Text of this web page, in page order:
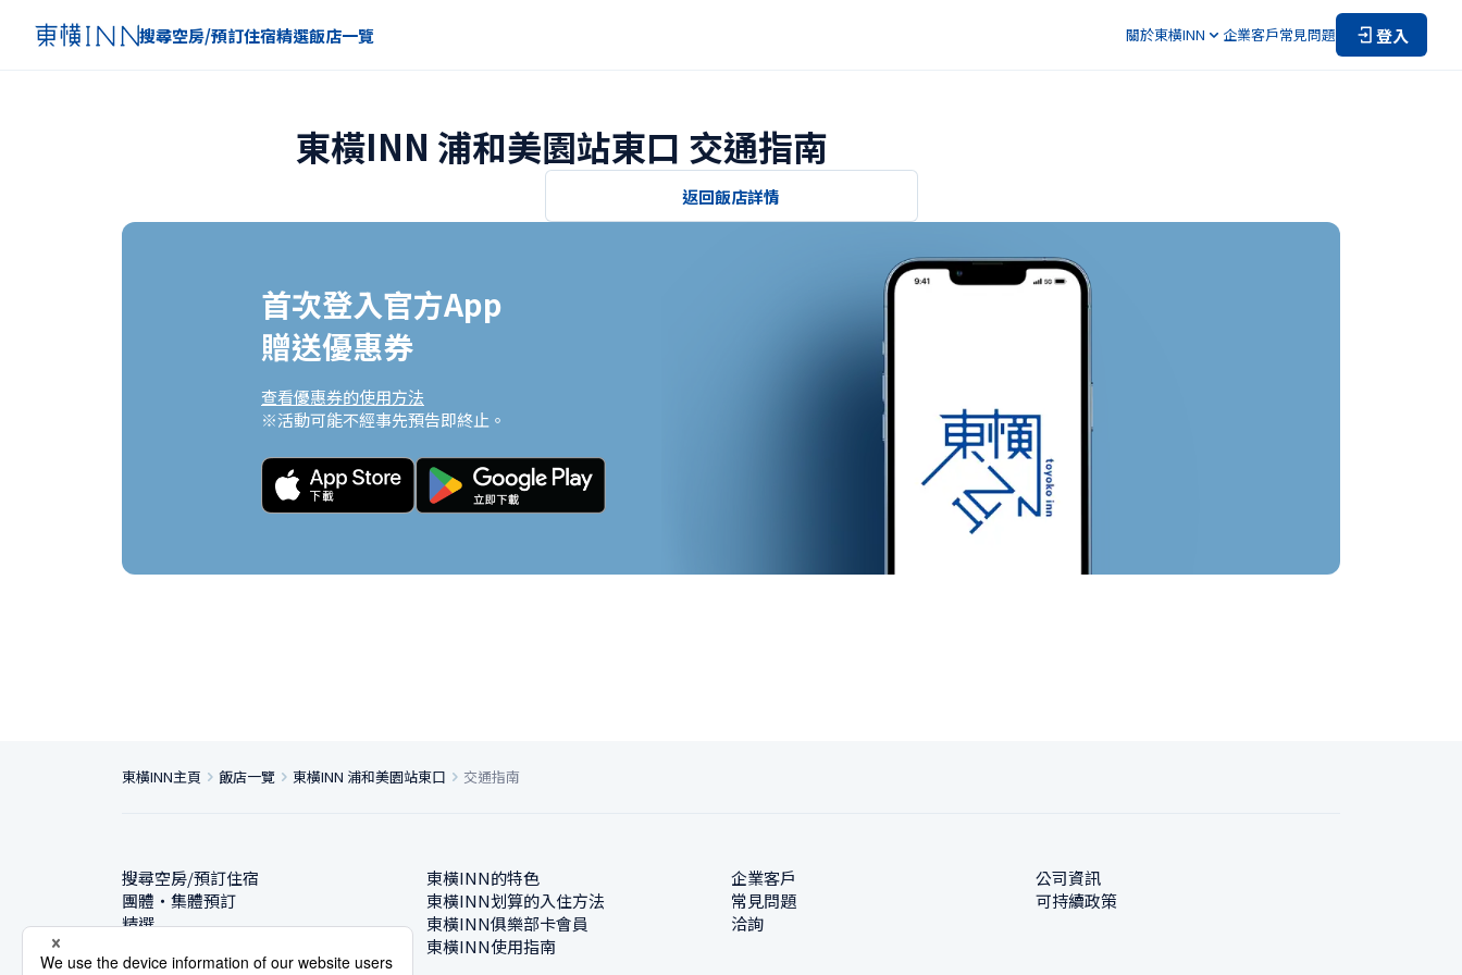
搜尋空房/預訂住宿精選飯店一覽 關於東橫INN 企業客戶常見問題 登入
東橫INN 浦和美園站東口 交通指南
返回飯店詳情
首次登入官方App
贈送優惠券
查看優惠券的使用方法
※活動可能不經事先預告即終止。
東橫INN主頁 飯店一覽 東橫INN 浦和美園站東口 交通指南
搜尋空房/預訂住宿
團體・集體預訂
精選
東橫INN的特色
東橫INN划算的入住方法
東橫INN俱樂部卡會員
東橫INN使用指南
企業客戶
常見問題
洽詢
公司資訊
可持續政策